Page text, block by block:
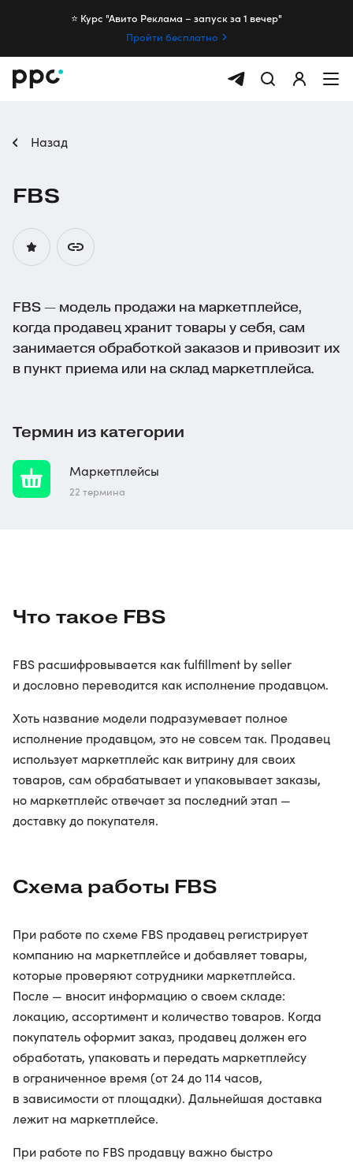
⭐️ Курс "Авито Реклама – запуск за 1 вечер"
Пройти бесплатно
Назад
FBS
FBS — модель продажи на маркетплейсе,
когда продавец хранит товары у себя, сам
занимается обработкой заказов и привозит их
в пункт приема или на склад маркетплейса.
Термин из категории
Маркетплейсы
22 термина
Что такое FBS
FBS расшифровывается как fulfillment by seller
и дословно переводится как исполнение продавцом.
Хоть название модели подразумевает полное
исполнение продавцом, это не совсем так. Продавец
использует маркетплейс как витрину для своих
товаров, сам обрабатывает и упаковывает заказы,
но маркетплейс отвечает за последний этап —
доставку до покупателя.
Схема работы FBS
При работе по схеме FBS продавец регистрирует
компанию на маркетплейсе и добавляет товары,
которые проверяют сотрудники маркетплейса.
После — вносит информацию о своем складе:
локацию, ассортимент и количество товаров. Когда
покупатель оформит заказ, продавец должен его
обработать, упаковать и передать маркетплейсу
в ограниченное время (от 24 до 114 часов,
в зависимости от площадки). Дальнейшая доставка
лежит на маркетплейсе.
При работе по FBS продавцу важно быстро